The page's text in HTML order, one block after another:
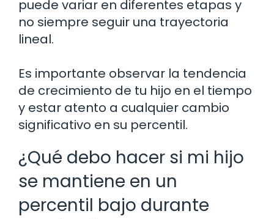
puede variar en diferentes etapas y
no siempre seguir una trayectoria
lineal.
Es importante observar la tendencia
de crecimiento de tu hijo en el tiempo
y estar atento a cualquier cambio
significativo en su percentil.
¿Qué debo hacer si mi hijo
se mantiene en un
percentil bajo durante